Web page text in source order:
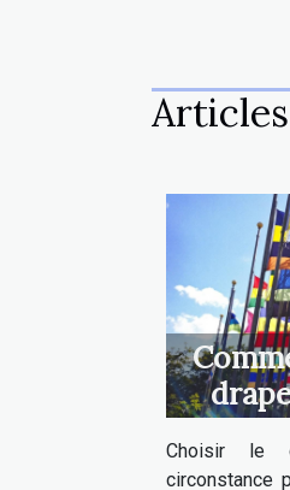
Choisir le
circonstance